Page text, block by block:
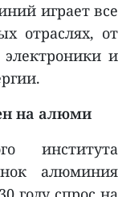
играет все
отраслях, от
электроники и
на алюми
института
алюминия